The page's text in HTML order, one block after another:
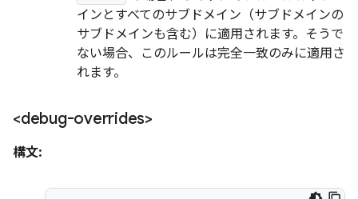
インとすべてのサブドメイン（サブドメインの
サブドメインも含む）に適用されます。そうで
ない場合、このルールは完全一致のみに適用さ
れます。
<debug-overrides>
構文: